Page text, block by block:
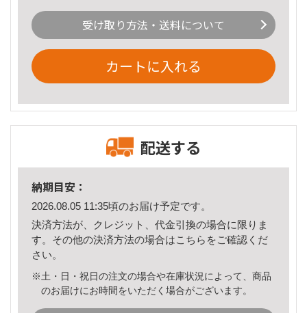
受け取り方法・送料について
カートに入れる
配送する
納期目安：
2026.08.05 11:35頃のお届け予定です。
決済方法が、クレジット、代金引換の場合に限りま
す。その他の決済方法の場合はこちら をご確認くだ
さい。
※土・日・祝日の注文の場合や在庫状況によって、商品
のお届けにお時間をいただく場合がございます。